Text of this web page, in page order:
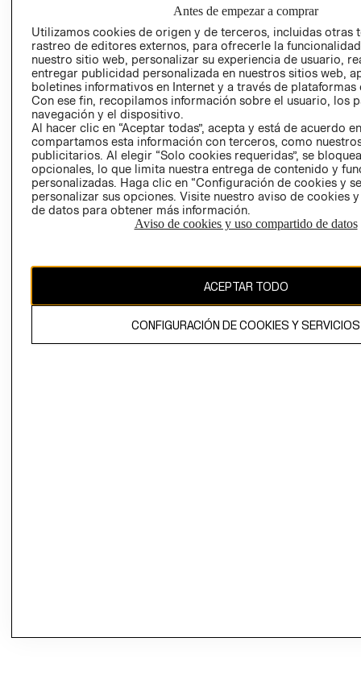
TRANSPARENCIA
Y ÉTICA (INGLÉS)
COMERCIO - SIC
PETICIONES
QUEJAS Y
RECLAMOS
Colombia ($)
CAMBIAR REGIÓN
propiedad de H&M Hennes & Mauritz AB.
Antes de empezar a comprar
Utilizamos cookies de origen y de terceros, incluidas otras
rastreo de editores externos, para ofrecerle la
nuestro sitio web, personalizar su experiencia de usuario,
entregar publicidad personalizada en nuestros sitios web,
boletines informativos en Internet y a través de plataformas
Con ese fin, recopilamos información sobre el usuario, los
navegación y el dispositivo.
Al hacer clic en “Aceptar todas”, acepta y está de acuerdo
compartamos esta información con terceros, como
publicitarios. Al elegir “Solo cookies requeridas”, se
opcionales, lo que limita nuestra entrega de contenido y
personalizadas. Haga clic en “Configuración de cookies y
personalizar sus opciones. Visite nuestro aviso de cookies
de datos para obtener más información.
Aviso de cookies y uso compartido de datos
ACEPTAR TODO
CONFIGURACIÓN DE COOKIES Y SERVICIOS